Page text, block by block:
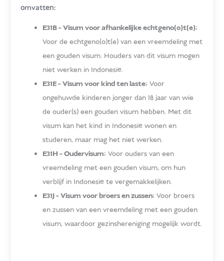
omvatten:
E31B - Visum voor afhankelijke echtgeno(o)t(e):
Voor de echtgeno(o)t(e) van een vreemdeling met
een gouden visum. Houders van dit visum mogen
niet werken in Indonesië.
E31E - Visum voor kind ten laste: Voor
ongehuwde kinderen jonger dan 18 jaar van wie
de ouder(s) een gouden visum hebben. Met dit
visum kan het kind in Indonesië wonen en
studeren, maar mag het niet werken.
E31H - Oudervisum: Voor ouders van een
vreemdeling met een gouden visum, om hun
verblijf in Indonesië te vergemakkelijken.
E31J - Visum voor broers en zussen: Voor broers
en zussen van een vreemdeling met een gouden
visum, waardoor gezinshereniging mogelijk wordt.